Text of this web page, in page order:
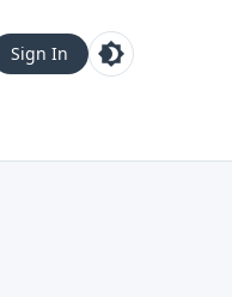
Sign In